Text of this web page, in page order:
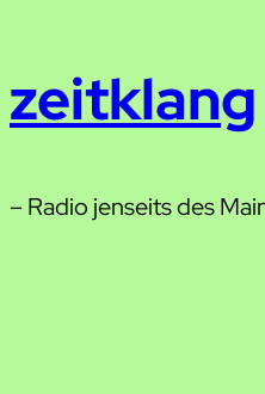
springen
zeitklang
– Radio jenseits des